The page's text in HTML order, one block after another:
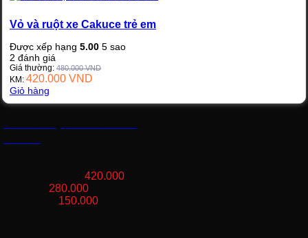
Vỏ và ruột xe Cakuce trẻ em
Được xếp hạng 5.00 5 sao
2 đánh giá
Giá thường: 480.000VND
KM: 420.000 VND
Giỏ hàng
420.000
280.000
150.000